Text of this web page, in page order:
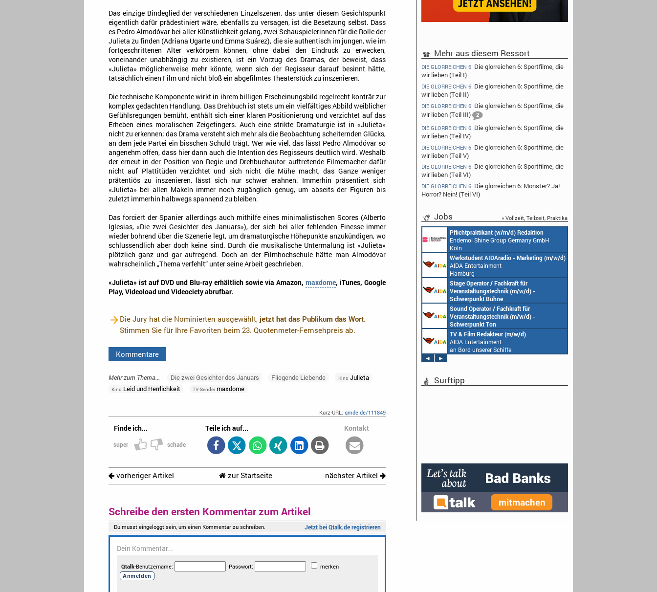
Das einzige Bindeglied der verschiedenen Einzelszenen, das unter diesem Gesichtspunkt
eigentlich dafür prädestiniert wäre, ebenfalls zu versagen, ist die Besetzung selbst. Dass
es Pedro Almodóvar bei aller Künstlichkeit gelang, zwei Schauspielerinnen für die Rolle der
Julieta zu finden (Adriana Ugarte und Emma Suárez), die sie authentisch im jungen, wie im
fortgeschrittenen Alter verkörpern können, ohne dabei den Eindruck zu erwecken,
voneinander unabhängig zu existieren, ist ein Vorzug des Dramas, der beweist, dass
«Julieta» möglicherweise mehr könnte, wenn sich der Regisseur darauf besinnt hätte,
tatsächlich einen Film und nicht bloß ein abgefilmtes Theaterstück zu inszenieren.
Die technische Komponente wirkt in ihrem billigen Erscheinungsbild regelrecht konträr zur
komplex gedachten Handlung. Das Drehbuch ist stets um ein vielfältiges Abbild weiblicher
Gefühlsregungen bemüht, enthält sich einer klaren Positionierung und verzichtet auf das
Erheben eines moralischen Zeigefingers. Auch eine strikte Dramaturgie ist in «Julieta»
nicht zu erkennen; das Drama versteht sich mehr als die Beobachtung scheiternden Glücks,
an dem jede Partei ein bisschen Schuld trägt. Wer wie viel, das lässt Pedro Almodóvar so
angenehm offen, dass hier dann auch die Intention des Regisseurs deutlich wird. Weshalb
der erneut in der Position von Regie und Drehbuchautor auftretende Filmemacher dafür
nicht auf Plattitüden verzichtet und sich nicht die Mühe macht, das Ganze weniger
prätentiös zu inszenieren, lässt sich nur schwer erahnen. Immerhin präsentiert sich
«Julieta» bei allen Makeln immer noch zugänglich genug, um abseits der Figuren bis
zuletzt immerhin halbwegs spannend zu bleiben.
Das forciert der Spanier allerdings auch mithilfe eines minimalistischen Scores (Alberto
Iglesias, «Die zwei Gesichter des Januars»), der sich bei aller fehlenden Finesse immer
wieder bohrend über die Szenerie legt, um dramaturgische Höhepunkte anzukündigen, wo
schlussendlich aber doch keine sind. Durch die musikalische Untermalung ist «Julieta»
plötzlich ganz und gar aufregend. Doch an der Filmhochschule hätte man Almodóvar
wahrscheinlich „Thema verfehlt“ unter seine Arbeit geschrieben.
«Julieta» ist auf DVD und Blu-ray erhältlich sowie via Amazon,maxdome, iTunes, Google
Play, Videoload und Videociety abrufbar.
Die Jury hat die Nominierten ausgewählt, jetzt hat das Publikum das Wort.
Stimmen Sie für Ihre Favoriten beim 23. Quotenmeter-Fernsehpreis ab.
Kommentare
Mehr zum Thema... Die zwei Gesichter des Januars Fliegende Liebende KinoJulieta
Kino Leid und Herrlichkeit TV-Sendermaxdome
Kurz-URL:qmde.de/111849
Finde ich...
super schade
Teile ich auf... Kontakt
vorheriger Artikel zur Startseite nächster Artikel
Schreibe den ersten Kommentar zum Artikel
Mehr aus diesem Ressort
DIE GLORREICHEN 6 Die glorreichen 6: Sportfilme, die
wir lieben (Teil I)
DIE GLORREICHEN 6 Die glorreichen 6: Sportfilme, die
wir lieben (Teil II)
DIE GLORREICHEN 6 Die glorreichen 6: Sportfilme, die
wir lieben (Teil III)
2
DIE GLORREICHEN 6 Die glorreichen 6: Sportfilme, die
wir lieben (Teil IV)
DIE GLORREICHEN 6 Die glorreichen 6: Sportfilme, die
wir lieben (Teil V)
DIE GLORREICHEN 6 Die glorreichen 6: Sportfilme, die
wir lieben (Teil VI)
DIE GLORREICHEN 6 Die glorreichen 6: Monster? Ja!
Horror? Nein! (Teil VI)
Jobs » Vollzeit, Teilzeit, Praktika
Pflichtpraktikant (w/m/d) Redaktion
Endemol Shine Group Germany GmbH
Köln
Werkstudent AIDAradio - Marketing (m/w/d)
Stage Operator / Fachkraft für
an Bord unserer Schiffe
Veranstaltungstechnik (m/w/d) -
Schwerpunkt Ton
AIDA Entertainment
TV & Film Redakteur (m/w/d)
Redakteur (w/m/d) oder Jungredakteur
(w/m/d)
Endemol Shine Group Germany GmbH
Köln
Senior Video Producer/ 1st TV Operator
(m/w/d)
AIDA Entertainment
an Bord unserer Schiffe
Studentische Aushilfe (w/m/d) – YouTube
Endemol Shine Group Germany GmbH
Köln
Redaktionsleitung (w/m/d)
Endemol Shine Group Germany GmbH
Köln
Producer (w/m/d)
Endemol Shine Group Germany GmbH
Köln
◄
►
Surftipp